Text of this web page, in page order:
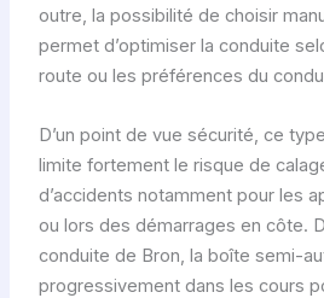
outre, la possibilité de choisir
permet d’optimiser la conduite
route ou les préférences du
D’un point de vue sécurité, ce
limite fortement le risque de
d’accidents notamment pour les
ou lors des démarrages en côte.
conduite de Bron, la boîte semi-
progressivement dans les cours